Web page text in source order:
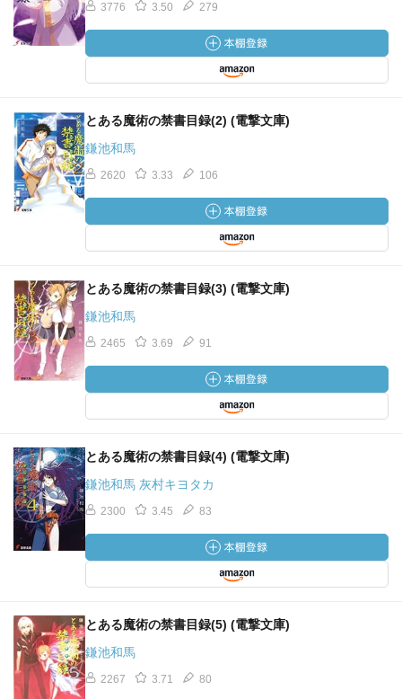
3776 3.50 279
とある魔術の禁書目録(2) (電撃文庫)
鎌池和馬
2620 3.33 106
とある魔術の禁書目録(3) (電撃文庫)
鎌池和馬
2465 3.69 91
とある魔術の禁書目録(4) (電撃文庫)
鎌池和馬 灰村キヨタカ
2300 3.45 83
とある魔術の禁書目録(5) (電撃文庫)
鎌池和馬
2267 3.71 80